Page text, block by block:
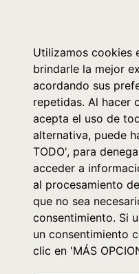
Utilizamos cookies
brindarle la mejor
acordando sus
repetidas. Al hacer
acepta el uso de
alternativa, puede
TODO', para
acceder a
al procesamiento
que no sea
consentimiento. Si
un consentimiento
clic en 'MÁS